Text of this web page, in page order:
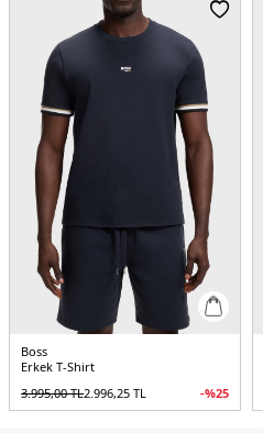
Boss
Erkek T-Shirt
3.995,00TL2.996,25 TL -%25